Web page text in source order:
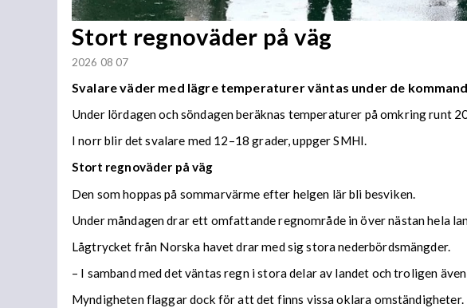
Stort regnoväder på väg
2026 08 07
Svalare väder med lägre temperaturer väntas under de
Under lördagen och söndagen beräknas temperaturer på omkring runt
I norr blir det svalare med 12–18 grader, uppger SMHI.
Stort regnoväder på väg
Den som hoppas på sommarvärme efter helgen lär bli besviken.
Under måndagen drar ett omfattande regnområde in över nästan hela
Lågtrycket från Norska havet drar med sig stora nederbördsmängder.
– I samband med det väntas regn i stora delar av landet och troligen
Myndigheten flaggar dock för att det finns vissa oklara omständigheter.